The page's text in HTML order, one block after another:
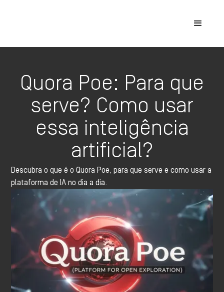
Quora Poe: Para que
serve? Como usar
essa inteligência
artificial?
Descubra o que é o Quora Poe, para que serve e como usar a
plataforma de IA no dia a dia.